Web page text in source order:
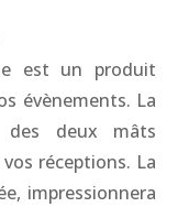
est un produit
évènements. La
des deux mâts
réceptions. La
impressionnera